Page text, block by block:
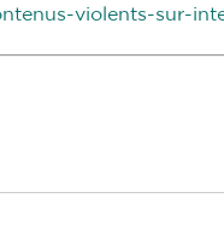
violents-sur-